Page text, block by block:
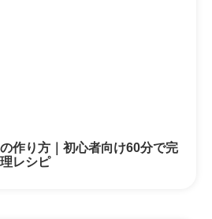
作り方｜初心者向け60分で完
レシピ